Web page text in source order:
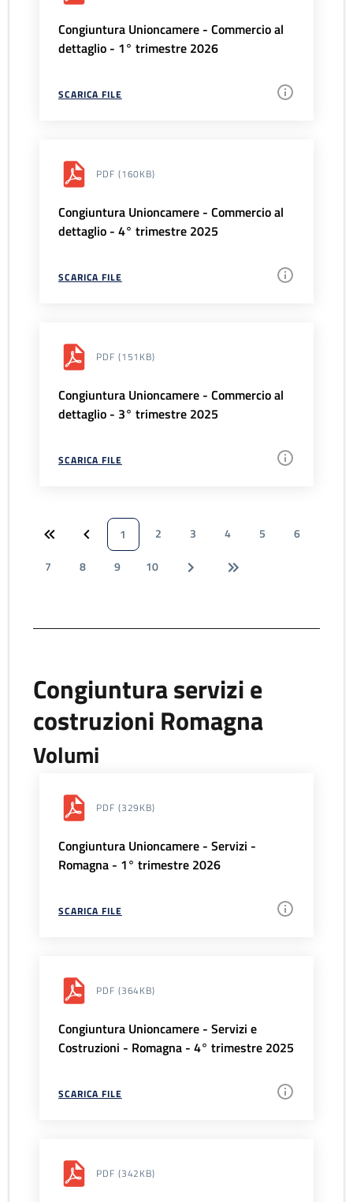
Congiuntura Unioncamere - Commercio al
dettaglio - 1° trimestre 2026
SCARICA FILE
PDF (160KB)
Congiuntura Unioncamere - Commercio al
dettaglio - 4° trimestre 2025
SCARICA FILE
PDF (151KB)
Congiuntura Unioncamere - Commercio al
dettaglio - 3° trimestre 2025
SCARICA FILE
1 2 3 4 5
6
7
8 9 10
Congiuntura servizi e
costruzioni Romagna
Volumi
PDF (329KB)
Congiuntura Unioncamere - Servizi -
Romagna - 1° trimestre 2026
SCARICA FILE
PDF (364KB)
Congiuntura Unioncamere - Servizi e
Costruzioni - Romagna - 4° trimestre 2025
SCARICA FILE
PDF (342KB)